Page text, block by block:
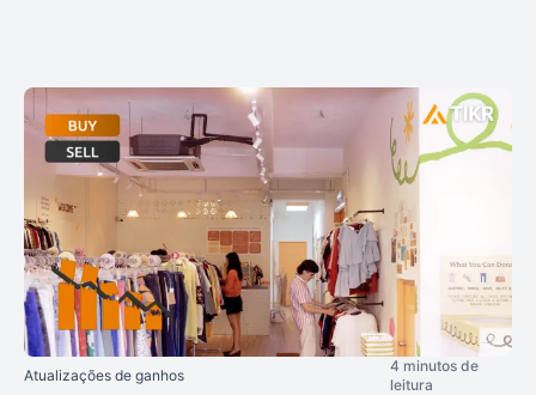
Atualizações de ganhos
4 minutos de
leitura